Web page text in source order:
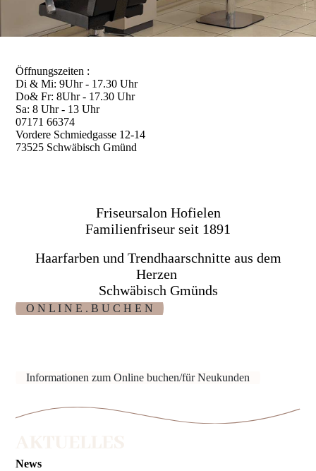
Öffnungszeiten :
Di & Mi: 9Uhr - 17.30 Uhr
Do& Fr: 8Uhr - 17.30 Uhr
Sa: 8 Uhr - 13 Uhr
07171 66374
Vordere Schmiedgasse 12-14
73525 Schwäbisch Gmünd
Friseursalon Hofielen
Familienfriseur seit 1891
Haarfarben und Trendhaarschnitte aus dem
Herzen
Schwäbisch Gmünds
O N L I N E . B U C H E N
Informationen zum Online buchen/für Neukunden
News